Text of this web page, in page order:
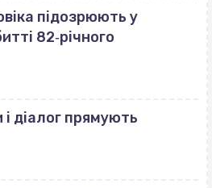
підозрюють у
82‐річного
діалог прямують